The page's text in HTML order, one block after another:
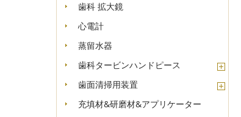
歯科 拡大鏡
心電計
蒸留水器
歯科タービンハンドピース
歯面清掃用装置
充填材&研磨材&アプリケーター